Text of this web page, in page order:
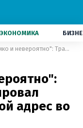
ЭКОНОМИКА
"Было громко и невероятно": Трамп прокомментировал засвистывание в свой адрес во время матча NBA
адрес во